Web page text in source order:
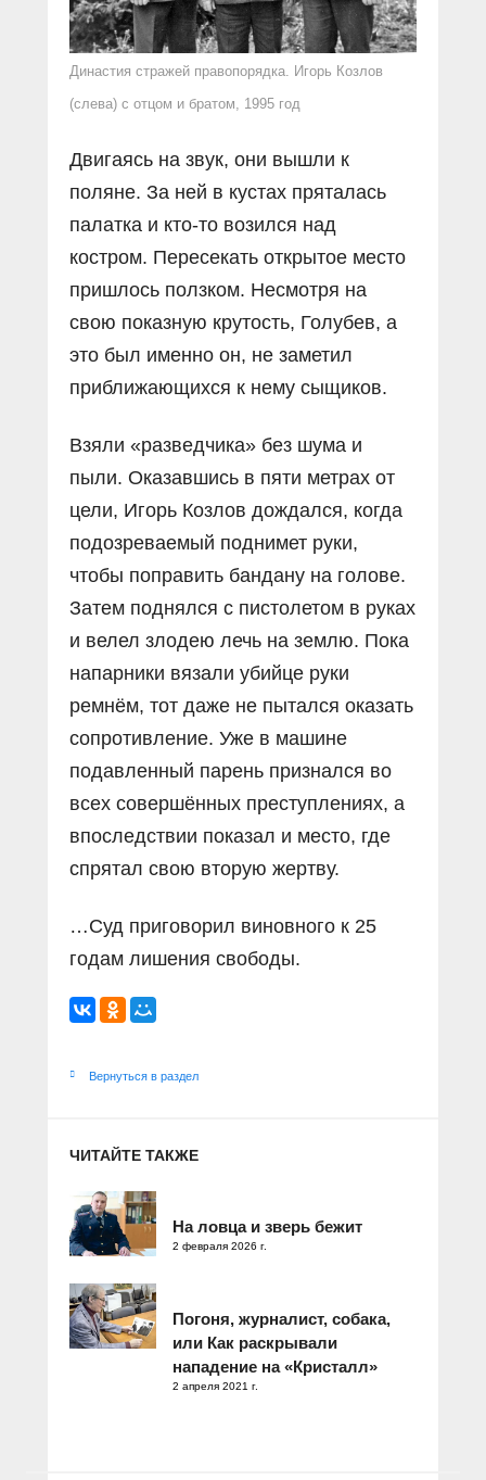
Династия стражей правопорядка. Игорь Козлов
(слева) с отцом и братом, 1995 год
Двигаясь на звук, они вышли к
поляне. За ней в кустах пряталась
палатка и кто-то возился над
костром. Пересекать открытое место
пришлось ползком. Несмотря на
свою показную крутость, Голубев, а
это был именно он, не заметил
приближающихся к нему сыщиков.
Взяли «разведчика» без шума и
пыли. Оказавшись в пяти метрах от
цели, Игорь Козлов дождался, когда
подозреваемый поднимет руки,
чтобы поправить бандану на голове.
Затем поднялся с пистолетом в руках
и велел злодею лечь на землю. Пока
напарники вязали убийце руки
ремнём, тот даже не пытался оказать
сопротивление. Уже в машине
подавленный парень признался во
всех совершённых преступлениях, а
впоследствии показал и место, где
спрятал свою вторую жертву.
…Суд приговорил виновного к 25
годам лишения свободы.
Вернуться в раздел
ЧИТАЙТЕ ТАКЖЕ
На ловца и зверь бежит
2 февраля 2026 г.
Погоня, журналист, собака,
или Как раскрывали
нападение на «Кристалл»
2 апреля 2021 г.